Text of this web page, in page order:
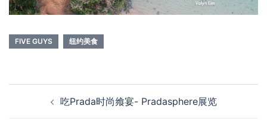
FIVE GUYS 纽约美食
navigation吃Prada时尚飨宴- Pradasphere展览